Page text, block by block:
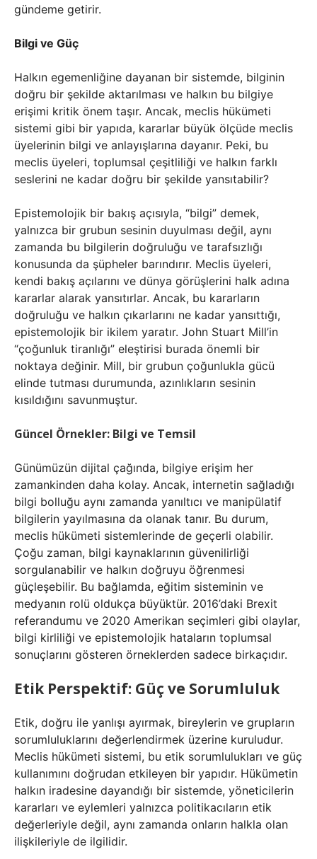
gündeme getirir.
Bilgi ve Güç
Halkın egemenliğine dayanan bir sistemde, bilginin
doğru bir şekilde aktarılması ve halkın bu bilgiye
erişimi kritik önem taşır. Ancak, meclis hükümeti
sistemi gibi bir yapıda, kararlar büyük ölçüde meclis
üyelerinin bilgi ve anlayışlarına dayanır. Peki, bu
meclis üyeleri, toplumsal çeşitliliği ve halkın farklı
seslerini ne kadar doğru bir şekilde yansıtabilir?
Epistemolojik bir bakış açısıyla, “bilgi” demek,
yalnızca bir grubun sesinin duyulması değil, aynı
zamanda bu bilgilerin doğruluğu ve tarafsızlığı
konusunda da şüpheler barındırır. Meclis üyeleri,
kendi bakış açılarını ve dünya görüşlerini halk adına
kararlar alarak yansıtırlar. Ancak, bu kararların
doğruluğu ve halkın çıkarlarını ne kadar yansıttığı,
epistemolojik bir ikilem yaratır. John Stuart Mill’in
“çoğunluk tiranlığı” eleştirisi burada önemli bir
noktaya değinir. Mill, bir grubun çoğunlukla gücü
elinde tutması durumunda, azınlıkların sesinin
kısıldığını savunmuştur.
Güncel Örnekler: Bilgi ve Temsil
Günümüzün dijital çağında, bilgiye erişim her
zamankinden daha kolay. Ancak, internetin sağladığı
bilgi bolluğu aynı zamanda yanıltıcı ve manipülatif
bilgilerin yayılmasına da olanak tanır. Bu durum,
meclis hükümeti sistemlerinde de geçerli olabilir.
Çoğu zaman, bilgi kaynaklarının güvenilirliği
sorgulanabilir ve halkın doğruyu öğrenmesi
güçleşebilir. Bu bağlamda, eğitim sisteminin ve
medyanın rolü oldukça büyüktür. 2016’daki Brexit
referandumu ve 2020 Amerikan seçimleri gibi olaylar,
bilgi kirliliği ve epistemolojik hataların toplumsal
sonuçlarını gösteren örneklerden sadece birkaçıdır.
Etik Perspektif: Güç ve Sorumluluk
Etik, doğru ile yanlışı ayırmak, bireylerin ve grupların
sorumluluklarını değerlendirmek üzerine kuruludur.
Meclis hükümeti sistemi, bu etik sorumlulukları ve güç
kullanımını doğrudan etkileyen bir yapıdır. Hükümetin
halkın iradesine dayandığı bir sistemde, yöneticilerin
kararları ve eylemleri yalnızca politikacıların etik
değerleriyle değil, aynı zamanda onların halkla olan
ilişkileriyle de ilgilidir.